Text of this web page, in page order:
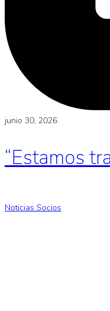
junio 30, 2026
“Estamos
Noticias Socios